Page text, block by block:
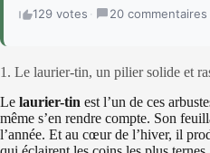
129 votes · 20 commentaires
1. Le laurier-tin, un pilier solide et
Le laurier-tin est l’un de ces
même s’en rendre compte. Son
l’année. Et au cœur de l’hiver, il